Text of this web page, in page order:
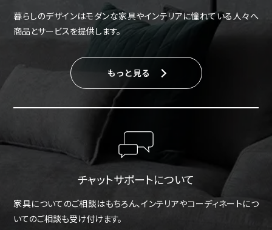
暮らしのデザインはモダンな家具やインテリアに憧れている人々へ
商品とサービスを提供します。
もっと見る
チャットサポートについて
家具についてのご相談はもちろん、インテリアやコーディネートにつ
いてのご相談も受け付けます。